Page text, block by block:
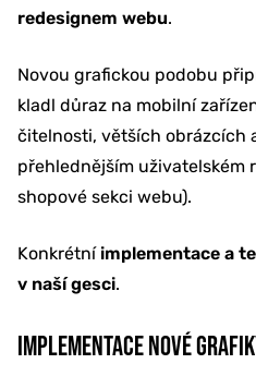
redesignem webu.
Novou grafickou podobu
kladl důraz na mobilní
čitelnosti, větších obrázcích
přehlednějším uživatelském
shopové sekci webu).
Konkrétní implementace a
v naší gesci.
IMPLEMENTACE NOVÉ